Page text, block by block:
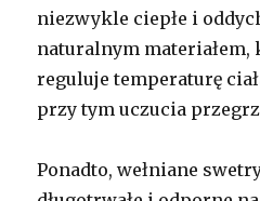
niezwykle ciepłe i
naturalnym materiałem,
reguluje temperaturę
przy tym uczucia
Ponadto, wełniane